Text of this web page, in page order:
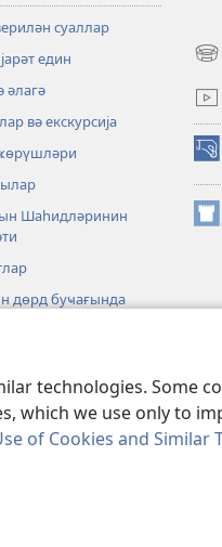
technologies. Some
which we use only to
of Cookies and Similar
суаллар
един
әлагә
вә екскурсија
Шаһидләринин
дөрд буҹағында
new